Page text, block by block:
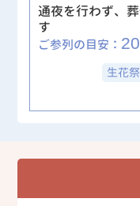
通夜を行わず、
す
ご参列の目安： 20
生花